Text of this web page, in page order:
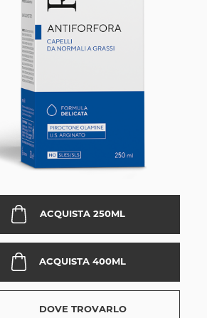
ACQUISTA 250ML
ACQUISTA 400ML
DOVE TROVARLO